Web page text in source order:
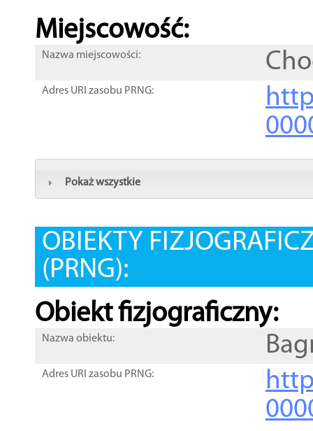
Miejscowość:
Nazwa miejscowości:
Adres URI zasobu PRNG:
Pokaż wszystkie
OBIEKTY
(PRNG):
Obiekt fizjograficzny:
Nazwa obiektu:
Adres URI zasobu PRNG: